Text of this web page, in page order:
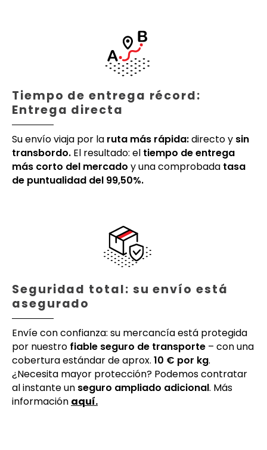
Tiempo de entrega récord:
Entrega directa
Su envío viaja por la ruta más rápida:directo y sin
transbordo. El resultado: el tiempo de entrega
más corto del mercado y una comprobada tasa
de puntualidad del 99,50%.
Seguridad total: su envío está
asegurado
Envíe con confianza: su mercancía está protegida
por nuestro fiable seguro de transporte – con una
cobertura estándar de aprox. 10 € por kg.
¿Necesita mayor protección? Podemos contratar
al instante un seguro ampliado adicional. Más
información aquí.